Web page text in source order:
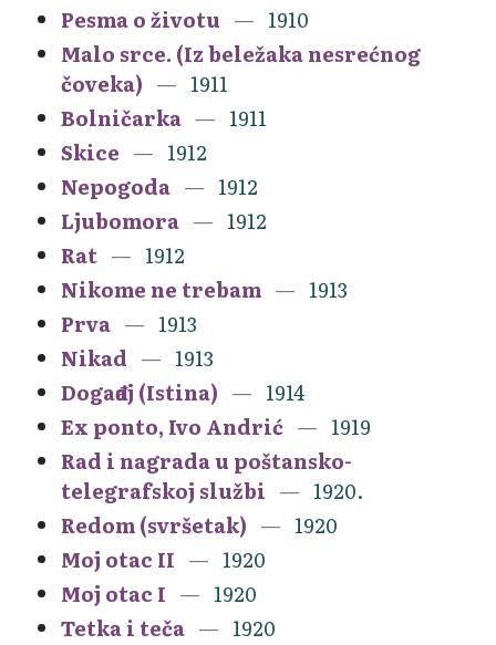
Pesma o životu
1910
Malo srce. (Iz beležaka nesrećnog
čoveka)
1911
Bolničarka
1911
Skice
1912
Nepogoda
1912
Ljubomora
1912
Rat
1912
Nikome ne trebam
1913
Prva
1913
Nikad
1913
Događaj (Istina)
1914
Ex ponto, Ivo Andrić
1919
Rad i nagrada u poštansko-
telegrafskoj službi
1920.
Redom (svršetak)
1920
Moj otac II
1920
Moj otac I
1920
Tetka i teča
1920